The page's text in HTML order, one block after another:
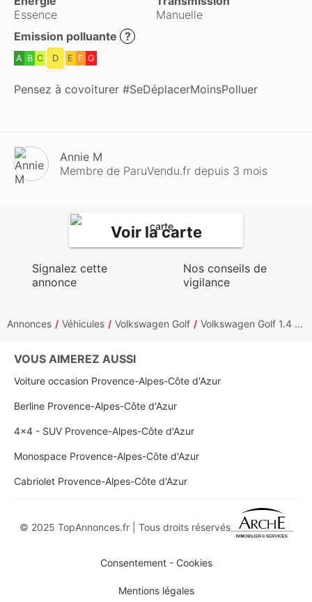
Essence
Manuelle
Emission polluante ?
A B C D E F G
Pensez à covoiturer #SeDéplacerMoinsPolluer
Annie M
Membre de ParuVendu.fr depuis 3 mois
Voir la carte
Signalez cette
annonce
Nos conseils de
vigilance
Annonces Véhicules Volkswagen Golf Volkswagen Golf 1.4 ...
VOUS AIMEREZ AUSSI
Voiture occasion Provence-Alpes-Côte d'Azur
Berline Provence-Alpes-Côte d'Azur
4x4 - SUV Provence-Alpes-Côte d'Azur
Monospace Provence-Alpes-Côte d'Azur
Cabriolet Provence-Alpes-Côte d'Azur
© 2025 TopAnnonces.fr | Tous droits réservés
Consentement - Cookies
Mentions légales